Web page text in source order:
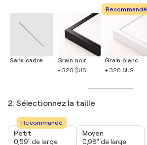
Sans cadre
Grain noir
+ 320 $US
Recommandé
Grain blanc
+ 320 $US
2. Sélectionnez la taille
Recommandé
Petit
0,59" de large
Moyen
0,98" de large